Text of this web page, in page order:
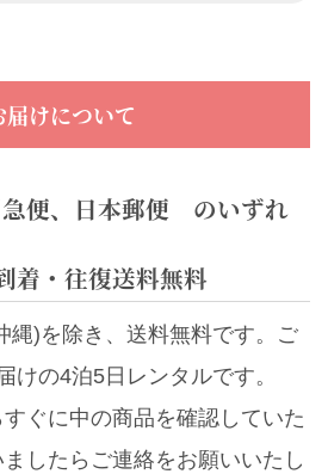
届けについて
便、日本郵便 のいずれ
着・往復送料無料
縄)を除き、送料無料です。ご
けの4泊5日レンタルです。
ぐに中の商品を確認していた
したらご連絡をお願いいたし